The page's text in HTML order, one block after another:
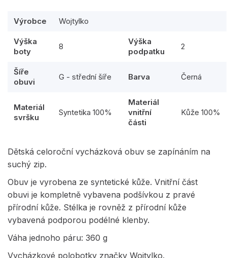
Výrobce Wojtylko
Výška
boty
8
Výška
podpatku
2
Šíře
obuvi
G - střední šíře Barva Černá
Materiál
svršku
Syntetika 100%
Materiál
vnitřní
části
Kůže 100%
Dětská celoroční vycházková obuv se zapínáním na
suchý zip.
Obuv je vyrobena ze syntetické kůže. Vnitřní část
obuvi je kompletně vybavena podšívkou z pravé
přírodní kůže. Stélka je rovněž z přírodní kůže
vybavená podporou podélné klenby.
Váha jednoho páru: 360 g
Vycházkové polobotky značky Wojtylko.